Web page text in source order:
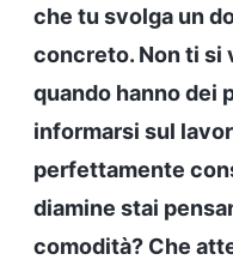
che tu svolga un
concreto. Non ti si
quando hanno dei
informarsi sul
perfettamente
diamine stai
comodità? Che